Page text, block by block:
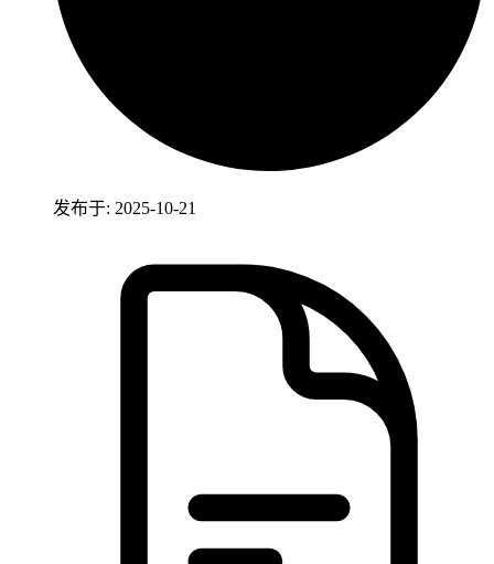
发布于: 2025-10-21